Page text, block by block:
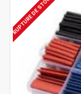
RUPTURE DE STOCK